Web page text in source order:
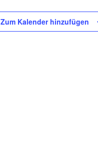
Zum Kalender hinzufügen